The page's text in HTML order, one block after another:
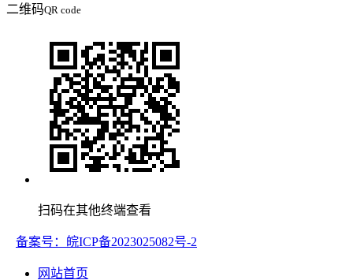
二维码QR code
扫码在其他终端查看
备案号：皖ICP备2023025082号-2
网站首页